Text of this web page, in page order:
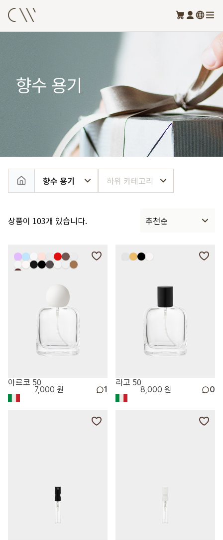
향수 용기
향수 용기 하위 카테고리
상품이 103개 있습니다. 추천순
아르코 50
7,000 원 1
라고 50
8,000 원 0